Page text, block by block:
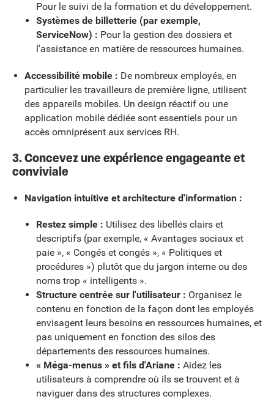
Pour le suivi de la formation et du développement.
Systèmes de billetterie (par exemple,
ServiceNow) : Pour la gestion des dossiers et
l'assistance en matière de ressources humaines.
Accessibilité mobile : De nombreux employés, en
particulier les travailleurs de première ligne, utilisent
des appareils mobiles. Un design réactif ou une
application mobile dédiée sont essentiels pour un
accès omniprésent aux services RH.
3. Concevez une expérience engageante et
conviviale
Navigation intuitive et architecture d'information :
Restez simple : Utilisez des libellés clairs et
descriptifs (par exemple, « Avantages sociaux et
paie », « Congés et congés », « Politiques et
procédures ») plutôt que du jargon interne ou des
noms trop « intelligents ».
Structure centrée sur l'utilisateur : Organisez le
contenu en fonction de la façon dont les employés
envisagent leurs besoins en ressources humaines, et
pas uniquement en fonction des silos des
départements des ressources humaines.
« Méga-menus » et fils d'Ariane : Aidez les
utilisateurs à comprendre où ils se trouvent et à
naviguer dans des structures complexes.